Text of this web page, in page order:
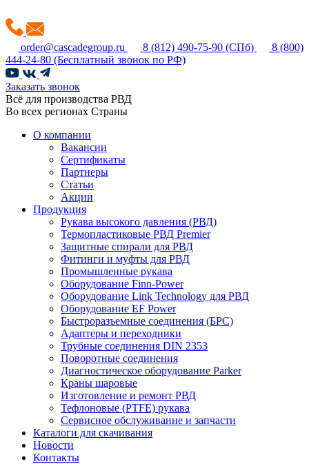
order@cascadegroup.ru 8 (812) 490-75-90 (СПб)
8 (800)
444-24-80 (Бесплатный звонок по РФ)
Заказать звонок
Всё для производства РВД
Во всех регионах Страны
О компании
Вакансии
Сертификаты
Партнеры
Статьи
Акции
Продукция
Рукава высокого давления (РВД)
Термопластиковые РВД Premier
Защитные спирали для РВД
Фитинги и муфты для РВД
Промышленные рукава
Оборудование Finn-Power
Оборудование Link Technology для РВД
Оборудование EF Power
Быстроразъемные соединения (БРС)
Адаптеры и переходники
Трубные соединения DIN 2353
Поворотные соединения
Диагностическое оборудование Parker
Краны шаровые
Изготовление и ремонт РВД
Тефлоновые (PTFE) рукава
Сервисное обслуживание и запчасти
Каталоги для скачивания
Новости
Контакты